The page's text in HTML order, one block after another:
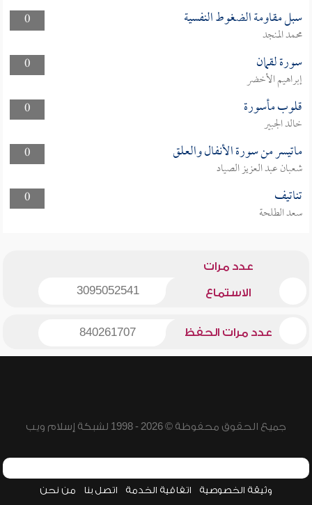
0 سبل مقاومة الضغوط النفسية
محمد المنجد
0
سورة لقمان
إبراهيم الأخضر
0
قلوب مأسورة
خالد الجبير
0
ماتيسر من سورة الأنفال والعلق
شعبان عبد العزيز الصياد
0
تناتيف
سعد الطلحة
عدد مرات
الاستماع 3095052541
عدد مرات الحفظ 840261707
جميع الحقوق محفوظة © 2026 - 1998 لشبكة إسلام ويب
وثيقة الخصوصية اتفاقية الخدمة اتصل بنا من نحن